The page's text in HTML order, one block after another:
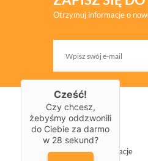
Otrzymuj informacje o
ZAKUPY
Dostawa
Serwis i reklamacje
Cześć!
Czy chcesz,
żebyśmy oddzwonili
do Ciebie za darmo
w 28 sekund?